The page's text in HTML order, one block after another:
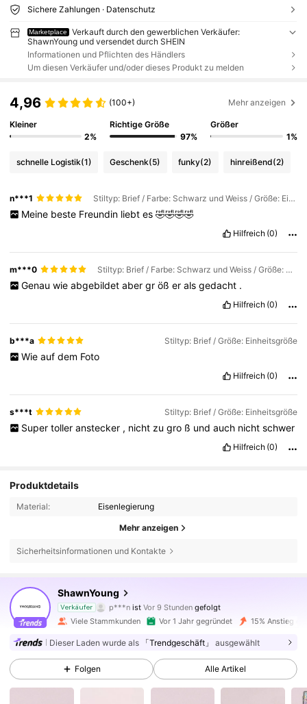
Sichere Zahlungen · Datenschutz
Marketplace
Verkauft durch den gewerblichen Verkäufer:
ShawnYoung und versendet durch SHEIN
Informationen und Pflichten des Händlers
Um diesen Verkäufer und/oder dieses Produkt zu melden
4,96 (100+) Mehr anzeigen
Kleiner
2%
Richtige Größe
97%
Größer
1%
schnelle Logistik(1) Geschenk(5) funky(2) hinreißend(2)
n***1 Stiltyp: Brief / Farbe: Schwarz und Weiss / Größe: Einheitsgröße
Meine beste Freundin liebt es 🤣🤣🤣🤣
Hilfreich (0)
m***0 Stiltyp: Brief / Farbe: Schwarz und Weiss / Größe: Einheitsgröße
Genau wie abgebildet aber gr öß er als gedacht .
Hilfreich (0)
b***a Stiltyp: Brief / Größe: Einheitsgröße
Wie auf dem Foto
Hilfreich (0)
s***t Stiltyp: Brief / Größe: Einheitsgröße
Super toller anstecker , nicht zu gro ß und auch nicht schwer
Hilfreich (0)
Produktdetails
Material: Eisenlegierung
Mehr anzeigen
Sicherheitsinformationen und Kontakte
ShawnYoung
Verkäufer p***n ist Vor 9 Stunden gefolgt
b***aist am Durchsuchen
18K Follower
18K Follower
Viele Stammkunden Vor 1 Jahr gegründet 15% Anstieg
Dieser Laden wurde als 「Trendgeschäft」 ausgewählt
Folgen Alle Artikel